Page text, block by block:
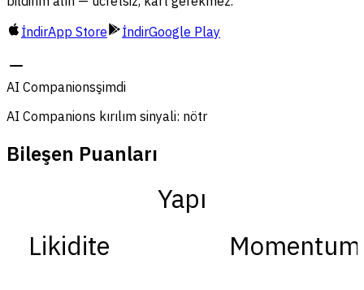
İndirApp Store İndirGoogle Play
AI Companionsşimdi
AI Companions kırılım sinyali: nötr
Bileşen Puanları
Yapı
Momentum
Likidite